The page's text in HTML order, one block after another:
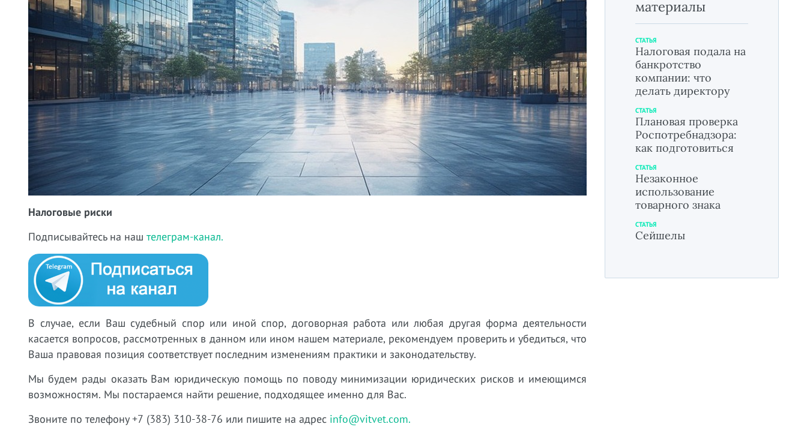
Налоговые риски
Подписывайтесь на наш телеграм-канал.
В случае, если Ваш судебный спор или иной спор, договорная работа или любая другая форма деятельности
касается вопросов, рассмотренных в данном или ином нашем материале, рекомендуем проверить и убедиться, что
Ваша правовая позиция соответствует последним изменениям практики и законодательству.
Мы будем рады оказать Вам юридическую помощь по поводу минимизации юридических рисков и имеющимся
возможностям. Мы постараемся найти решение, подходящее именно для Вас.
Звоните по телефону +7 (383) 310-38-76 или пишите на адрес info@vitvet.com.
материалы
СТАТЬЯ
Налоговая подала на
банкротство
компании: что
делать директору
СТАТЬЯ
Плановая проверка
Роспотребнадзора:
как подготовиться
СТАТЬЯ
Незаконное
использование
товарного знака
СТАТЬЯ
Сейшелы